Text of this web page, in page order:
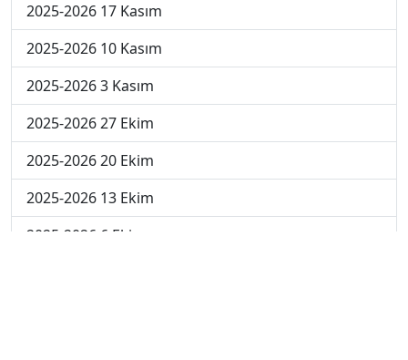
2025-2026 17 Kasım
2025-2026 10 Kasım
2025-2026 3 Kasım
2025-2026 27 Ekim
2025-2026 20 Ekim
2025-2026 13 Ekim
2025-2026 6 Ekim